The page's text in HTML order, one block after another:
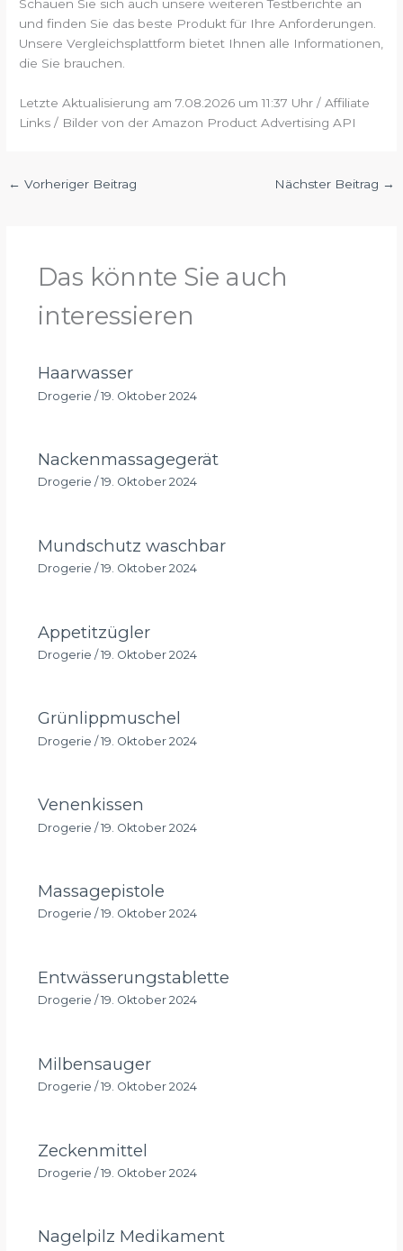
Schauen Sie sich auch unsere weiteren Testberichte an
und finden Sie das beste Produkt für Ihre Anforderungen.
Unsere Vergleichsplattform bietet Ihnen alle Informationen,
die Sie brauchen.
Letzte Aktualisierung am 7.08.2026 um 11:37 Uhr / Affiliate
Links / Bilder von der Amazon Product Advertising API
← Vorheriger Beitrag Nächster Beitrag →
Das könnte Sie auch
interessieren
Haarwasser
Drogerie /19. Oktober 2024
Nackenmassagegerät
Drogerie / 19. Oktober 2024
Mundschutz waschbar
Drogerie / 19. Oktober 2024
Appetitzügler
Drogerie / 19. Oktober 2024
Grünlippmuschel
Drogerie / 19. Oktober 2024
Venenkissen
Drogerie /19. Oktober 2024
Massagepistole
Drogerie / 19. Oktober 2024
Entwässerungstablette
Drogerie / 19. Oktober 2024
Milbensauger
Drogerie / 19. Oktober 2024
Zeckenmittel
Drogerie / 19. Oktober 2024
Nagelpilz Medikament